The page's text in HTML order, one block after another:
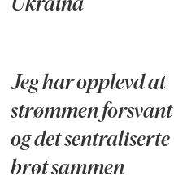
Ukraina
Jeg har opplevd at
strømmen forsvant
og det sentraliserte
brøt sammen